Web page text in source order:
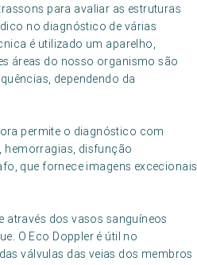
para avaliar as estruturas
no diagnóstico de várias
é utilizado um aparelho,
áreas do nosso organismo são
dependendo da
permite o diagnóstico com
hemorragias, disfunção
que fornece imagens excecionais
através dos vasos sanguíneos
O Eco Doppler é útil no
válvulas das veias dos membros